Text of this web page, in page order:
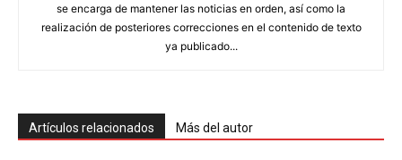
se encarga de mantener las noticias en orden, así como la
realización de posteriores correcciones en el contenido de texto
ya publicado...
Artículos relacionados Más del autor